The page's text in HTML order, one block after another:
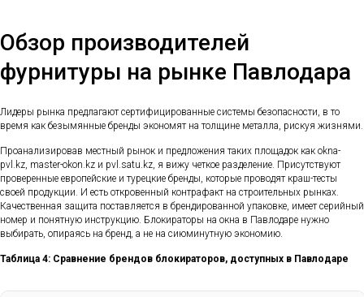
Обзор производителей
фурнитуры на рынке Павлодара
Лидеры рынка предлагают сертифицированные системы безопасности, в то
время как безымянные бренды экономят на толщине металла, рискуя жизнями.
Проанализировав местный рынок и предложения таких площадок как okna-
pvl.kz, master-okon.kz и pvl.satu.kz, я вижу четкое разделение. Присутствуют
проверенные европейские и турецкие бренды, которые проводят краш-тесты
своей продукции. И есть откровенный контрафакт на строительных рынках.
Качественная защита поставляется в брендированной упаковке, имеет серийный
номер и понятную инструкцию. Блокираторы на окна в Павлодаре нужно
выбирать, опираясь на бренд, а не на сиюминутную экономию.
Таблица 4: Сравнение брендов блокираторов, доступных в Павлодаре